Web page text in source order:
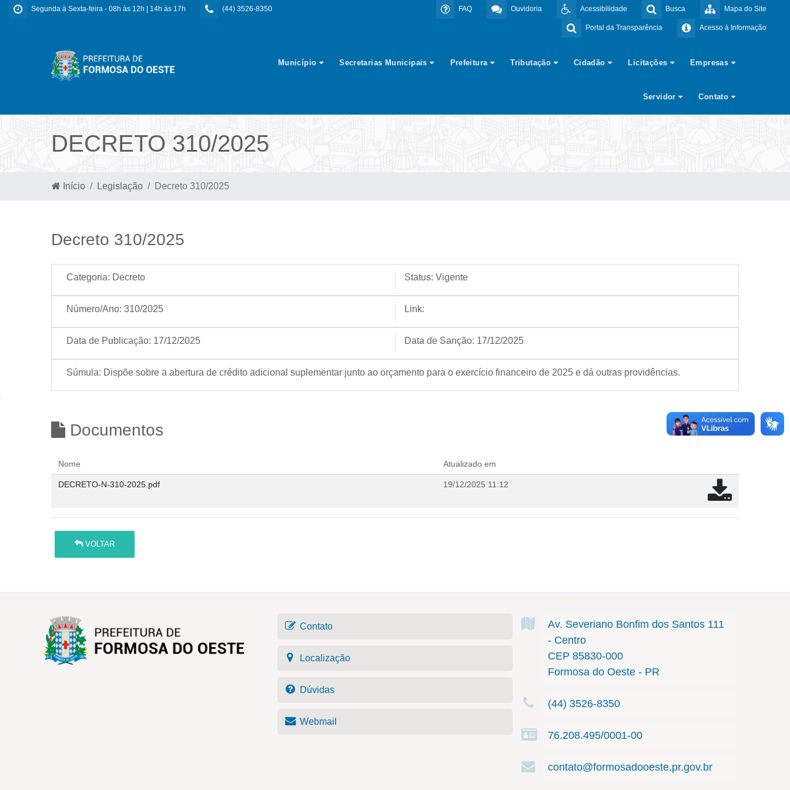
Segunda à Sexta-feira - 08h às 12h | 14h às 17h (44) 3526-8350 Mapa do Site
Busca
Acessibilidade
Ouvidoria
FAQ
Acesso à Informação
Portal da Transparência
Município Secretarias Municipais Prefeitura Tributação Cidadão Licitações Empresas
Servidor Contato
DECRETO 310/2025
Início Legislação Decreto 310/2025
Decreto 310/2025
Categoria: Decreto Status: Vigente
Número/Ano: 310/2025 Link:
Data de Publicação: 17/12/2025 Data de Sanção: 17/12/2025
Súmula: Dispõe sobre a abertura de crédito adicional suplementar junto ao orçamento para o exercício financeiro de 2025 e dá outras providências.
Documentos
Nome Atualizado em
DECRETO-N-310-2025.pdf 19/12/2025 11:12
VOLTAR
Contato
Localização
Dúvidas
Webmail
Av. Severiano Bonfim dos Santos 111
- Centro
CEP 85830-000
Formosa do Oeste - PR
(44) 3526-8350
76.208.495/0001-00
contato@formosadooeste.pr.gov.br